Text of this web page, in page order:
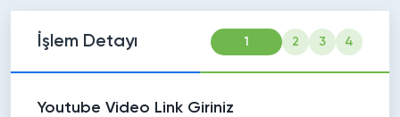
İşlem Detayı 1 2 3 4
Youtube Video Link Giriniz